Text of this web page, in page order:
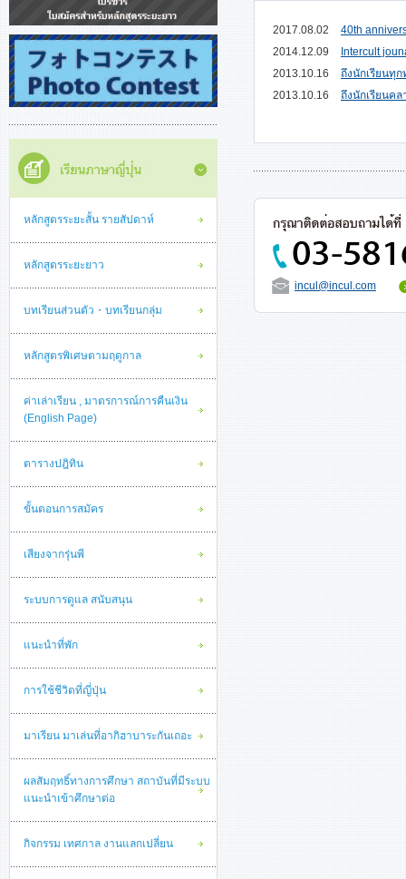
2017.08.02
40th
2014.12.09
Intercult
2013.10.16
ถึงนักเรียนทุ
2013.10.16
ถึงนักเรียนค
incul@incul.com
หลักสูตรระยะสั้น รายสัปดาห์
หลักสูตรระยะยาว
บทเรียนส่วนตัว・บทเรียนกลุ่ม
หลักสูตรพิเศษตามฤดูกาล
ค่าเล่าเรียน , มาตรการณ์การคืนเงิน
(English Page)
ตารางปฎิทิน
ขั้นตอนการสมัคร
เสียงจากรุ่นพี
ระบบการดูแล สนับสนุน
แนะนำที่พัก
การใช้ชีวิตที่ญี่ปุ่น
มาเรียน มาเล่นที่อากิฮาบาระกันเถอะ
ผลสัมฤทธิ์ทางการศึกษา สถาบันที่มีระบบ
แนะนำเข้าศึกษาต่อ
กิจกรรม เทศกาล งานแลกเปลี่ยน